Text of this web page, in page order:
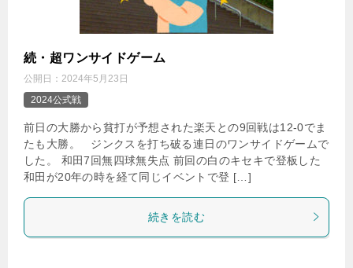
続・超ワンサイドゲーム
公開日： 2024年5月23日
2024公式戦
前日の大勝から貧打が予想された楽天との9回戦は12-0でま
たも大勝。 ジンクスを打ち破る連日のワンサイドゲームで
した。 和田7回無四球無失点 前回の白のキセキで登板した
和田が20年の時を経て同じイベントで登 […]
続きを読む